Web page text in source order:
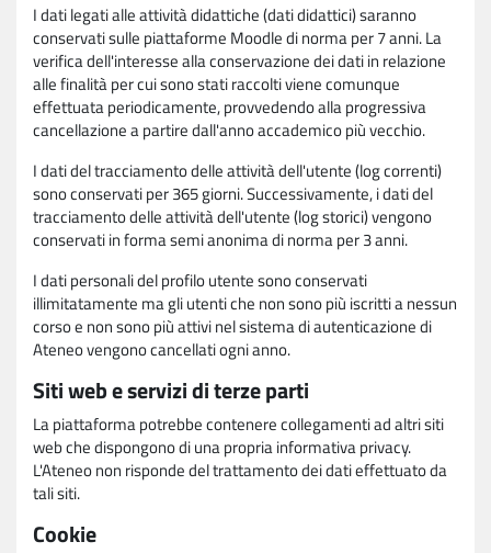
I dati legati alle attività didattiche (dati didattici) saranno
conservati sulle piattaforme Moodle di norma per 7 anni. La
verifica dell'interesse alla conservazione dei dati in relazione
alle finalità per cui sono stati raccolti viene comunque
effettuata periodicamente, provvedendo alla progressiva
cancellazione a partire dall'anno accademico più vecchio.
I dati del tracciamento delle attività dell'utente (log correnti)
sono conservati per 365 giorni. Successivamente, i dati del
tracciamento delle attività dell'utente (log storici) vengono
conservati in forma semi anonima di norma per 3 anni.
I dati personali del profilo utente sono conservati
illimitatamente ma gli utenti che non sono più iscritti a nessun
corso e non sono più attivi nel sistema di autenticazione di
Ateneo vengono cancellati ogni anno.
Siti web e servizi di terze parti
La piattaforma potrebbe contenere collegamenti ad altri siti
web che dispongono di una propria informativa privacy.
L'Ateneo non risponde del trattamento dei dati effettuato da
tali siti.
Cookie